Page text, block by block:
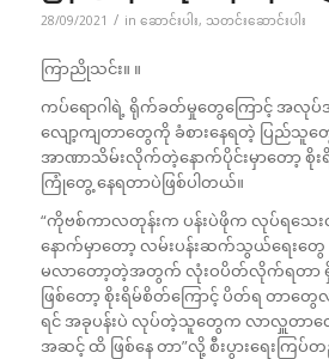
28/09/2021 / in ဆောင်းပါး, သတင်းဆောင်းပါး
ကြာညိုသင်း။ ။
ကပ်ရောဂါရဲ့ ရိုက်ခတ်မှုတွေကြောင့် အလုပ်အ
လျော့ကျတာတွေကို ခံစားနေရတဲ့ ပြည်သူ
အာဏာသိမ်းလိုက်တဲ့နောက်ပိုင်းမှာတော့ စို
ကြုံတွေ့ နေရတာပဲဖြစ်ပါတယ်။
“ကိုဗစ်ကာလတုန်းက ပန်းပဲဖိုက လုပ်ရသေ
နောက်မှာတော့ လမ်းပန်းဆက်သွယ်ရေး
မလာတော့တဲ့အတွက် လုံးဝပိတ်လိုက်ရတာ
ဖြစ်တော့ စိုးရိမ်စိတ်ကြောင့် ပိတ်ရ တ
ရင် အခုပန်းပဲ လုပ်တဲ့သူတွေက လာလှူတာလေ
အဆင့် ထိ ဖြစ်နေ တာ”လို့ စီးပွားရေးကြပ်တ